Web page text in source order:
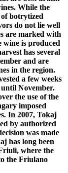
While the
botrytized
do not lie well
are marked with
wine is produced
has several
and are
in the region.
a few weeks
November.
the use of the
imposed
In 2007, Tokaj
by authorized
was made
has long been
where the
the Friulano